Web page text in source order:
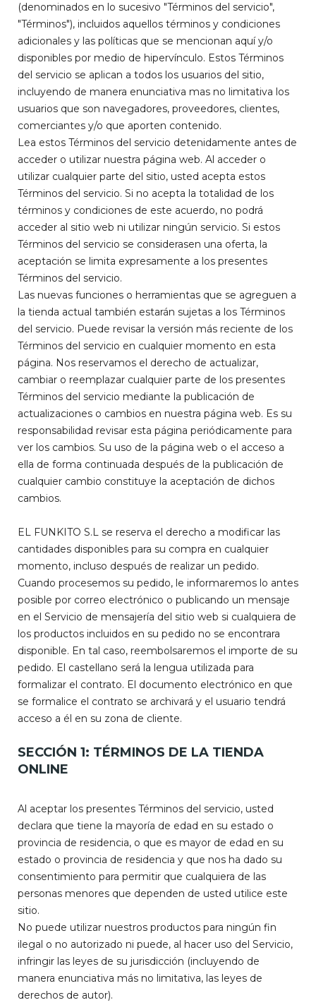
(denominados en lo sucesivo "Términos del servicio",
"Términos"), incluidos aquellos términos y condiciones
adicionales y las políticas que se mencionan aquí y/o
disponibles por medio de hipervínculo. Estos Términos
del servicio se aplican a todos los usuarios del sitio,
incluyendo de manera enunciativa mas no limitativa los
usuarios que son navegadores, proveedores, clientes,
comerciantes y/o que aporten contenido.
Lea estos Términos del servicio detenidamente antes de
acceder o utilizar nuestra página web. Al acceder o
utilizar cualquier parte del sitio, usted acepta estos
Términos del servicio. Si no acepta la totalidad de los
términos y condiciones de este acuerdo, no podrá
acceder al sitio web ni utilizar ningún servicio. Si estos
Términos del servicio se considerasen una oferta, la
aceptación se limita expresamente a los presentes
Términos del servicio.
Las nuevas funciones o herramientas que se agreguen a
la tienda actual también estarán sujetas a los Términos
del servicio. Puede revisar la versión más reciente de los
Términos del servicio en cualquier momento en esta
página. Nos reservamos el derecho de actualizar,
cambiar o reemplazar cualquier parte de los presentes
Términos del servicio mediante la publicación de
actualizaciones o cambios en nuestra página web. Es su
responsabilidad revisar esta página periódicamente para
ver los cambios. Su uso de la página web o el acceso a
ella de forma continuada después de la publicación de
cualquier cambio constituye la aceptación de dichos
cambios.
EL FUNKITO S.L se reserva el derecho a modificar las
cantidades disponibles para su compra en cualquier
momento, incluso después de realizar un pedido.
Cuando procesemos su pedido, le informaremos lo antes
posible por correo electrónico o publicando un mensaje
en el Servicio de mensajería del sitio web si cualquiera de
los productos incluidos en su pedido no se encontrara
disponible. En tal caso, reembolsaremos el importe de su
pedido. El castellano será la lengua utilizada para
formalizar el contrato. El documento electrónico en que
se formalice el contrato se archivará y el usuario tendrá
acceso a él en su zona de cliente.
SECCIÓN 1: TÉRMINOS DE LA TIENDA
ONLINE
Al aceptar los presentes Términos del servicio, usted
declara que tiene la mayoría de edad en su estado o
provincia de residencia, o que es mayor de edad en su
estado o provincia de residencia y que nos ha dado su
consentimiento para permitir que cualquiera de las
personas menores que dependen de usted utilice este
sitio.
No puede utilizar nuestros productos para ningún fin
ilegal o no autorizado ni puede, al hacer uso del Servicio,
infringir las leyes de su jurisdicción (incluyendo de
manera enunciativa más no limitativa, las leyes de
derechos de autor).